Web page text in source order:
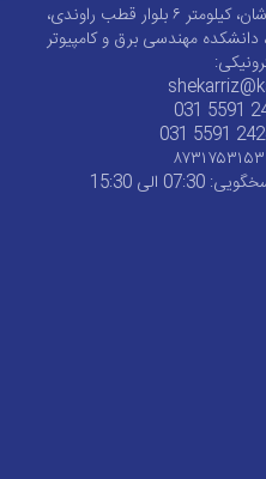
کاشان، کیلومتر ۶ بلوار قطب راوندی،
دانشکده مهندسی برق و کامپیوتر
031 5591
031 5591
۸۷۳۱۷۵۳۱۵۳
07:30 الی 15:30